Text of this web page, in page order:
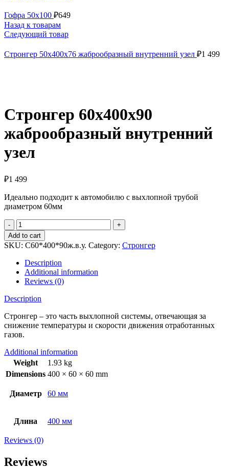
Гофра 50х100 ₽649
Назад к товарам
Следующий товар
Стронгер 50х400х76 жаброобразный внутренний узел ₽1 499
Стронгер 60х400х90
жаброобразный внутренний
узел
₽1 499
Идеально подходит к автомобилю с выхлопной трубой
диаметром 60мм
Стронгер
60х400х90
жаброобразный
внутренний
узел
quantity
Add to cart
SKU: С60*400*90ж.в.у. Category: Стронгер
Description
Additional information
Reviews (0)
Description
Стронгер – это часть выхлопной системы, отвечающая за
снижение температуры и скорости движения отработанных
газов.
Additional information
Weight
1.93 kg
Dimensions 400 × 60 × 60 mm
Диаметр 60 мм
Длина 400 мм
Reviews (0)
Reviews